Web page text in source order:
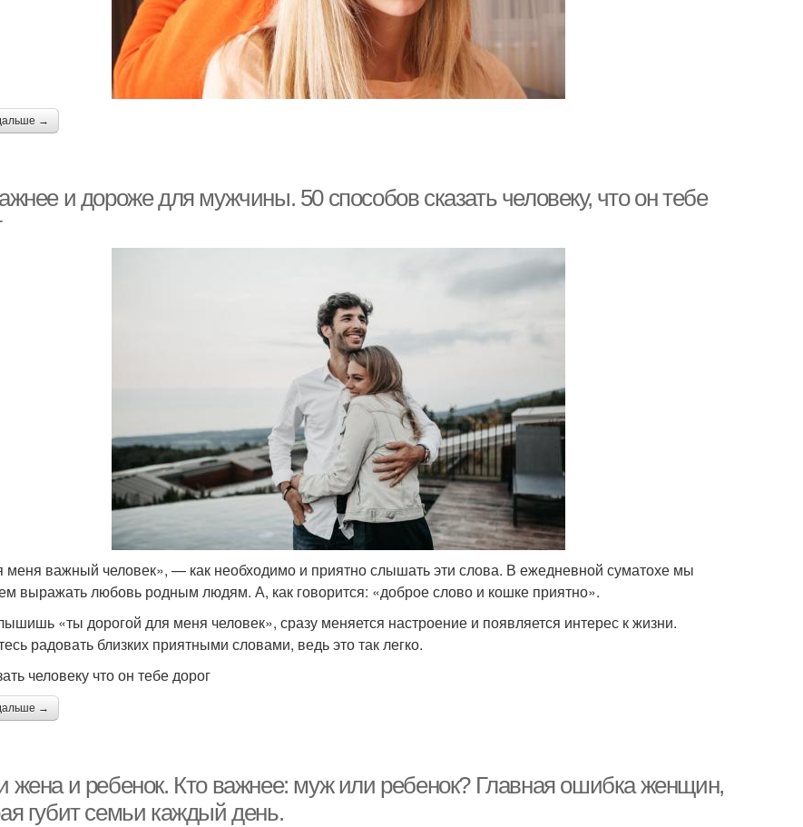
→
и дороже для мужчины. 50 способов сказать человеку, что он тебе
меня важный человек», — как необходимо и приятно слышать эти слова. В ежедневной суматохе мы
выражать любовь родным людям. А, как говорится: «доброе слово и кошке приятно».
«ты дорогой для меня человек», сразу меняется настроение и появляется интерес к жизни.
радовать близких приятными словами, ведь это так легко.
человеку что он тебе дорог
→
жена и ребенок. Кто важнее: муж или ребенок? Главная ошибка женщин,
губит семьи каждый день.